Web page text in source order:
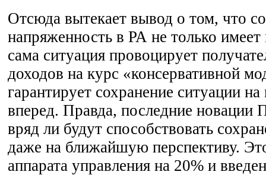
Отсюда вытекает вывод о том, что
напряженность в РА не только
сама ситуация провоцирует
доходов на курс «консервативной
гарантирует сохранение ситуации
вперед. Правда, последние новации
вряд ли будут способствовать
даже на ближайшую перспективу.
аппарата управления на 20% и